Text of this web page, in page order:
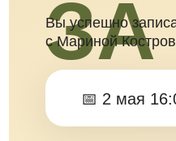
Письмо с
с Мариной
📅 2 мая